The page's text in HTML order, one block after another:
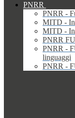
PNRR
PNRR -
MITD -
MITD -
PNRR
PNRR -
linguaggi
PNRR -